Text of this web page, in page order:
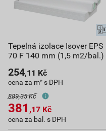
Tepelná izolace Isover EPS
70 F 140 mm (1,5 m2/bal.)
254,11 Kč
cena za m² s DPH
889,35 Kč
381 ,17 Kč
cena za bal. s DPH